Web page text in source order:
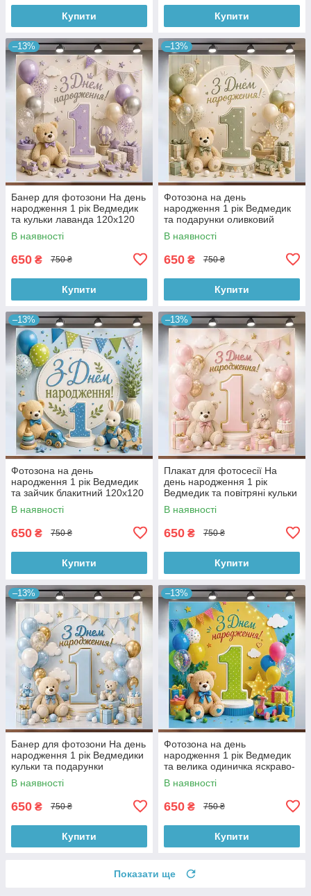
Купити Купити
–13%
Банер для фотозони На день
народження 1 рік Ведмедик
та кульки лаванда 120x120
см, №43240
В наявності
650 ₴ 750 ₴
Купити
–13%
Фотозона на день
народження 1 рік Ведмедик
та подарунки оливковий
120x120 см, №43244
В наявності
650 ₴ 750 ₴
Купити
–13%
Фотозона на день
народження 1 рік Ведмедик
та зайчик блакитний 120x120
см, №43245
В наявності
650 ₴ 750 ₴
Купити
–13%
Плакат для фотосесії На
день народження 1 рік
Ведмедик та повітряні кульки
пудровий 120x120 см,
№43249
В наявності
650 ₴ 750 ₴
Купити
–13%
Банер для фотозони На день
народження 1 рік Ведмедики
кульки та подарунки
блакитно-золотий 120x120
см, №43266
В наявності
650 ₴ 750 ₴
Купити
–13%
Фотозона на день
народження 1 рік Ведмедик
та велика одиничка яскраво-
жовтий 120x120 см, №43264
В наявності
650 ₴ 750 ₴
Купити
Показати ще